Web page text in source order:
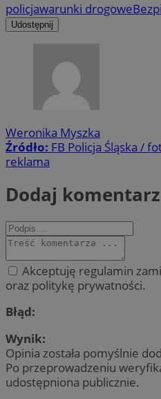
policjawarunki drogowe
Udostępnij
Weronika Myszka
Źródło: FB Policja Śląska /
reklama
Dodaj komentarz
Akceptuję regulamin
oraz politykę prywatności.
Błąd:
Wynik:
Opinia została pomyślnie
Po przeprowadzeniu
udostępniona publicznie.